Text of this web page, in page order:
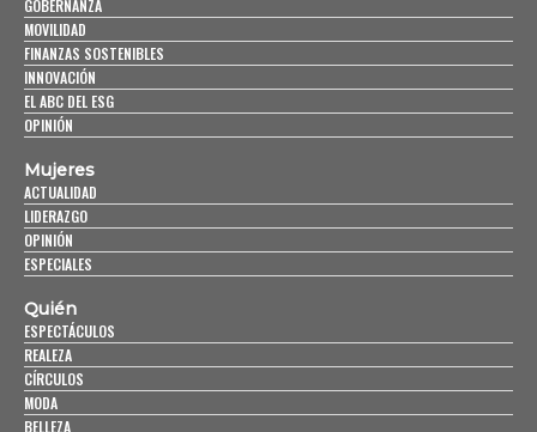
GOBERNANZA
MOVILIDAD
FINANZAS SOSTENIBLES
INNOVACIÓN
EL ABC DEL ESG
OPINIÓN
Mujeres
ACTUALIDAD
LIDERAZGO
OPINIÓN
ESPECIALES
Quién
ESPECTÁCULOS
REALEZA
CÍRCULOS
MODA
BELLEZA